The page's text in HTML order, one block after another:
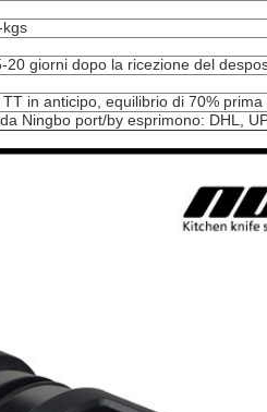
20 giorni dopo la ricezione del
in anticipo, equilibrio di 70%
Ningbo port/by esprimono: DHL,